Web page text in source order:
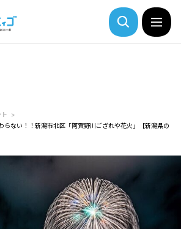
らない！！新潟市北区「阿賀野川ござれや花火」【新潟県の